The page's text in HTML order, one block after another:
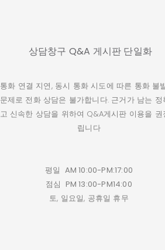
상담창구 Q&A 게시판 단일화
통화 연결 지연, 동시 통화 시도에 따른 통화 불
문제로 전화 상담은 불가합니다. 근거가 남는 정
고 신속한 상담을 위하여 Q&A게시판 이용을 권
립니다
평일 AM 10:00-PM:17:00
점심 PM 13:00-PM14:00
토, 일요일, 공휴일 휴무